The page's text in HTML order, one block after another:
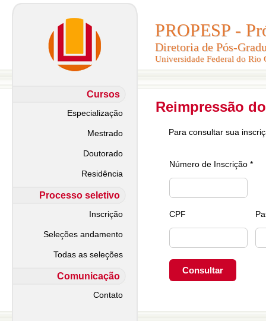
PROPESP -
Diretoria de Pós-
Universidade Federal do Rio
PROPESP -
Diretoria de Pós-
Universidade Federal do Rio
Cursos
Especialização
Mestrado
Doutorado
Residência
Processo seletivo
Inscrição
Seleções andamento
Todas as seleções
Comunicação
Contato
Reimpressão
Para consultar sua
Número de Inscrição *
CPF